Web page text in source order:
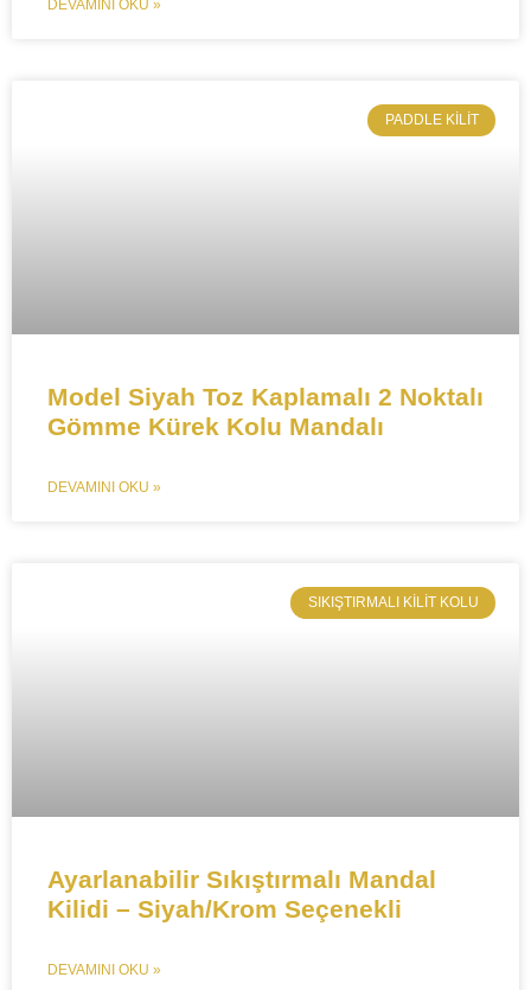
DEVAMINI OKU »
​PADDLE KILIT
Model Siyah Toz Kaplamalı 2 Noktalı
Gömme Kürek Kolu Mandalı
DEVAMINI OKU »
SIKIŞTIRMALI KILIT KOLU​
Ayarlanabilir Sıkıştırmalı Mandal
Kilidi – Siyah/Krom Seçenekli
DEVAMINI OKU »